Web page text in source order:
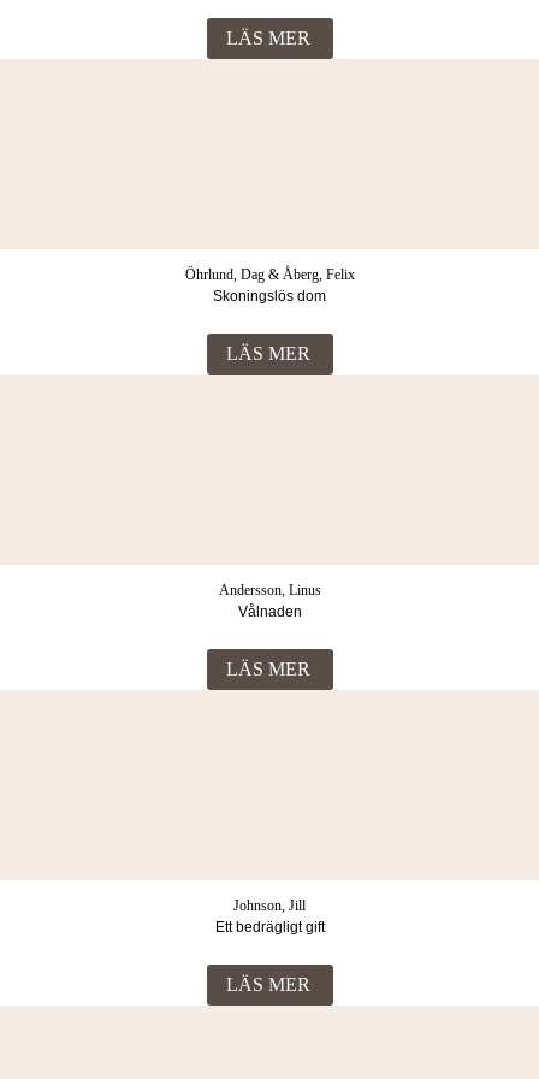
LÄS MER
Öhrlund, Dag & Åberg, Felix
Skoningslös dom
LÄS MER
Andersson, Linus
Vålnaden
LÄS MER
Johnson, Jill
Ett bedrägligt gift
LÄS MER